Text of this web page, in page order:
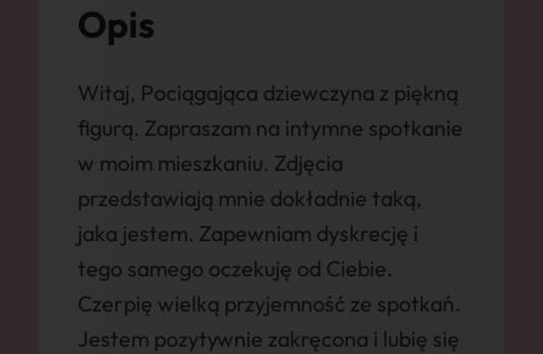
Opis
Witaj, Pociągająca dziewczyna z piękną
figurą. Zapraszam na intymne spotkanie
w moim mieszkaniu. Zdjęcia
przedstawiają mnie dokładnie taką,
jaka jestem. Zapewniam dyskrecję i
tego samego oczekuję od Ciebie.
Czerpię wielką przyjemność ze spotkań.
Jestem pozytywnie zakręcona i lubię się